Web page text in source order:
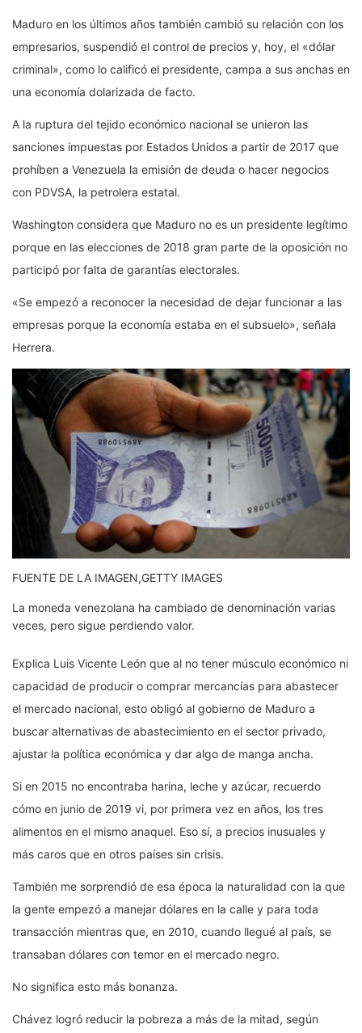
Maduro en los últimos años también cambió su relación con los
empresarios, suspendió el control de precios y, hoy, el «dólar
criminal», como lo calificó el presidente, campa a sus anchas en
una economía dolarizada de facto.
A la ruptura del tejido económico nacional se unieron las
sanciones impuestas por Estados Unidos a partir de 2017 que
prohíben a Venezuela la emisión de deuda o hacer negocios
con PDVSA, la petrolera estatal.
Washington considera que Maduro no es un presidente legítimo
porque en las elecciones de 2018 gran parte de la oposición no
participó por falta de garantías electorales.
«Se empezó a reconocer la necesidad de dejar funcionar a las
empresas porque la economía estaba en el subsuelo», señala
Herrera.
FUENTE DE LA IMAGEN,GETTY IMAGES
La moneda venezolana ha cambiado de denominación varias
veces, pero sigue perdiendo valor.
Explica Luis Vicente León que al no tener músculo económico ni
capacidad de producir o comprar mercancías para abastecer
el mercado nacional, esto obligó al gobierno de Maduro a
buscar alternativas de abastecimiento en el sector privado,
ajustar la política económica y dar algo de manga ancha.
Si en 2015 no encontraba harina, leche y azúcar, recuerdo
cómo en junio de 2019 vi, por primera vez en años, los tres
alimentos en el mismo anaquel. Eso sí, a precios inusuales y
más caros que en otros países sin crisis.
También me sorprendió de esa época la naturalidad con la que
la gente empezó a manejar dólares en la calle y para toda
transacción mientras que, en 2010, cuando llegué al país, se
transaban dólares con temor en el mercado negro.
No significa esto más bonanza.
Chávez logró reducir la pobreza a más de la mitad, según